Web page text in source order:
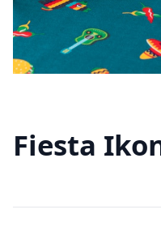
Fiesta